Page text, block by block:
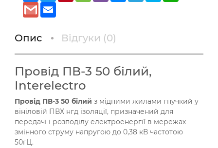
Gmail
Опис Відгуки (0)
Провід ПВ-3 50 білий,
Interelectro
Провід ПВ-3 50 білий з мідними жилами гнучкий у
вініловій ПВХ нгд ізоляції, призначений для
передачі і розподілу електроенергії в мережах
змінного струму напругою до 0,38 кВ частотою
50гЦ.